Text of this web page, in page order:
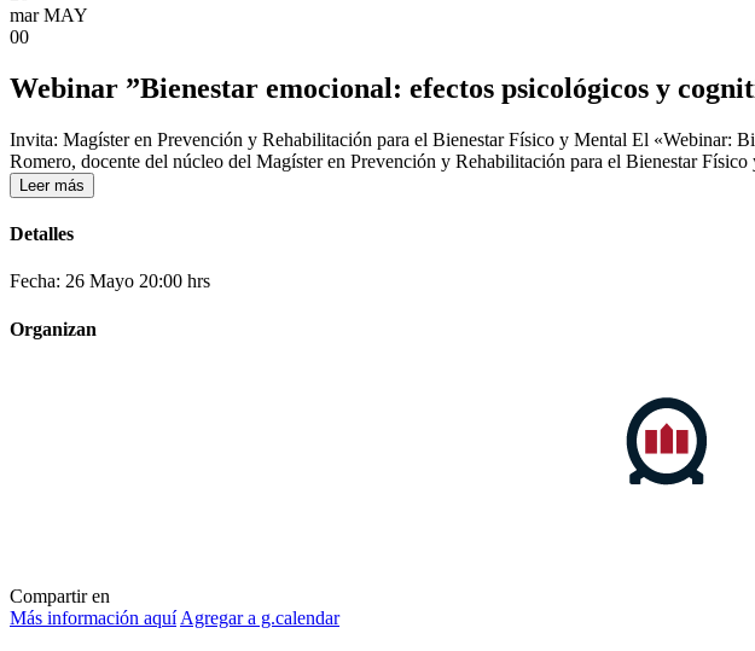
mar MAY
00
Webinar ”Bienestar emocional: efectos psicológicos y
Invita: Magíster en Prevención y Rehabilitación para el Bienestar Físico y Mental El «Webinar:
Romero, docente del núcleo del Magíster en Prevención y Rehabilitación para el Bienestar
Leer más
Detalles
Fecha: 26 Mayo 20:00 hrs
Organizan
Compartir en
Más información aquí Agregar a g.calendar